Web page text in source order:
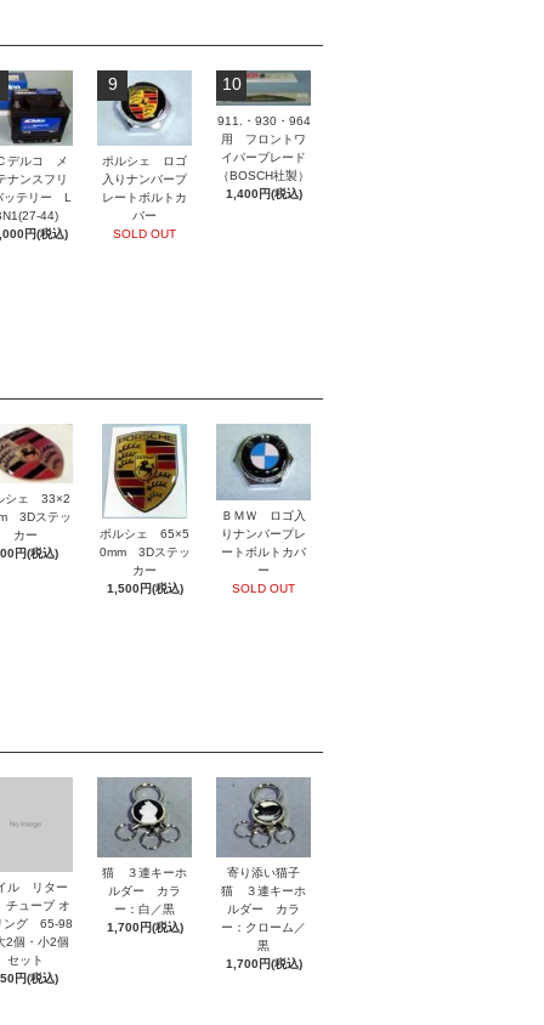
デルコ メ
ナンスフリ
ッテリー L
44)
円(税込)
9
ポルシェ ロゴ
入りナンバープ
レートボルトカ
バー
SOLD OUT
10
911.・930・964
用 フロントワ
イパーブレード
（BOSCH社製）
1,400円(税込)
シェ 33×2
3Dステッ
カー
円(税込)
ポルシェ 65×5
0mm 3Dステッ
カー
1,500円(税込)
ＢＭＷ ロゴ入
りナンバープレ
ートボルトカバ
ー
SOLD OUT
ル リター
ューブ オ
ング 65-98
個・小2個
セット
円(税込)
猫 ３連キーホ
ルダー カラ
ー：白／黒
1,700円(税込)
寄り添い猫子
猫 ３連キーホ
ルダー カラ
ー：クローム／
黒
1,700円(税込)